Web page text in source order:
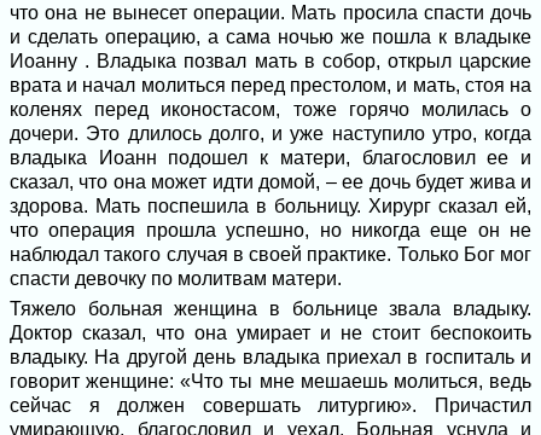
что она не вынесет операции. Мать просила спасти дочь
и сделать операцию, а сама ночью же пошла к владыке
Иоанну . Владыка позвал мать в собор, открыл царские
врата и начал молиться перед престолом, и мать, стоя на
коленях перед иконостасом, тоже горячо молилась о
дочери. Это длилось долго, и уже наступило утро, когда
владыка Иоанн подошел к матери, благословил ее и
сказал, что она может идти домой, – ее дочь будет жива и
здорова. Мать поспешила в больницу. Хирург сказал ей,
что операция прошла успешно, но никогда еще он не
наблюдал такого случая в своей практике. Только Бог мог
спасти девочку по молитвам матери.
Тяжело больная женщина в больнице звала владыку.
Доктор сказал, что она умирает и не стоит беспокоить
владыку. На другой день владыка приехал в госпиталь и
говорит женщине: «Что ты мне мешаешь молиться, ведь
сейчас я должен совершать литургию». Причастил
умирающую, благословил и уехал. Больная уснула и